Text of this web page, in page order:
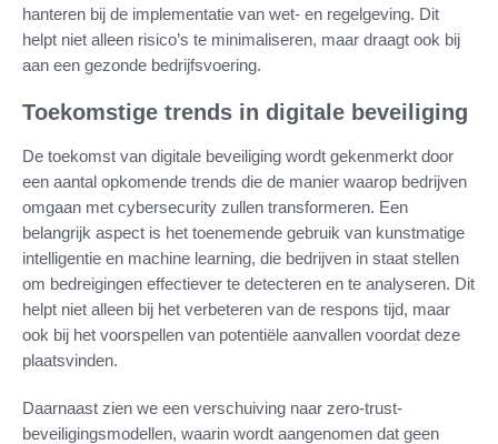
hanteren bij de implementatie van wet- en regelgeving. Dit
helpt niet alleen risico’s te minimaliseren, maar draagt ook bij
aan een gezonde bedrijfsvoering.
Toekomstige trends in digitale beveiliging
De toekomst van digitale beveiliging wordt gekenmerkt door
een aantal opkomende trends die de manier waarop bedrijven
omgaan met cybersecurity zullen transformeren. Een
belangrijk aspect is het toenemende gebruik van kunstmatige
intelligentie en machine learning, die bedrijven in staat stellen
om bedreigingen effectiever te detecteren en te analyseren. Dit
helpt niet alleen bij het verbeteren van de respons tijd, maar
ook bij het voorspellen van potentiële aanvallen voordat deze
plaatsvinden.
Daarnaast zien we een verschuiving naar zero-trust-
beveiligingsmodellen, waarin wordt aangenomen dat geen